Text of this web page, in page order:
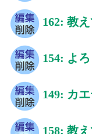
162: 教
154: よ
149: カ
158: 教